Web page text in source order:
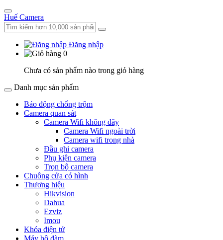
Huế Camera
Đăng nhập
0
Chưa có sản phẩm nào trong giỏ hàng
Danh mục sản phẩm
Báo động chống trộm
Camera quan sát
Camera Wifi không dây
Camera Wifi ngoài trời
Camera wifi trong nhà
Đầu ghi camera
Phụ kiện camera
Trọn bộ camera
Chuông cửa có hình
Thương hiệu
Hikvision
Dahua
Ezviz
Imou
Khóa điện tử
Máy bộ đàm